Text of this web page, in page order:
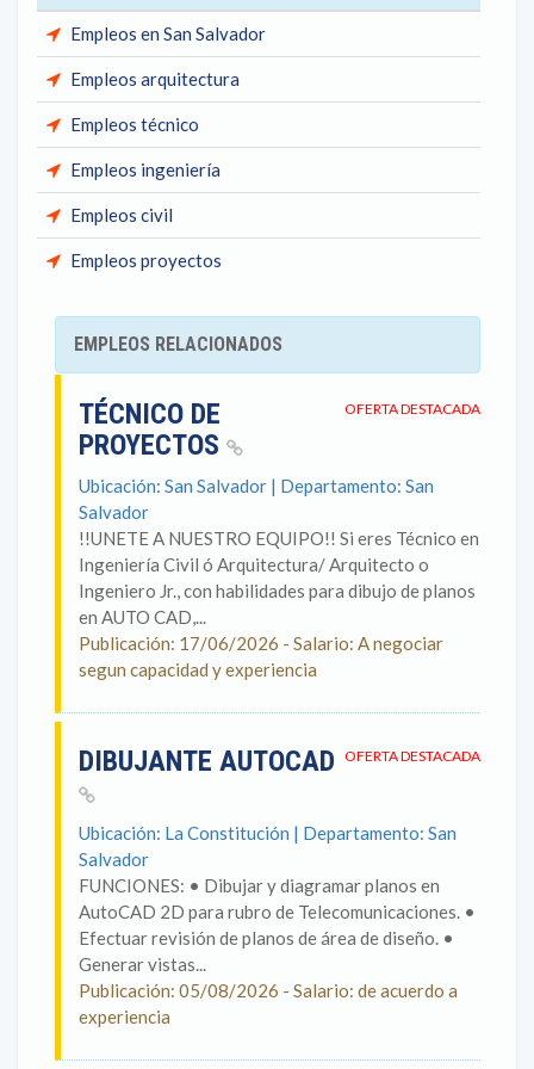
Empleos en San Salvador
Empleos arquitectura
Empleos técnico
Empleos ingeniería
Empleos civil
Empleos proyectos
EMPLEOS RELACIONADOS
OFERTA DESTACADA
TÉCNICO DE
PROYECTOS
Ubicación: San Salvador | Departamento: San
Salvador
!!UNETE A NUESTRO EQUIPO!! Si eres Técnico en
Ingeniería Civil ó Arquitectura/ Arquitecto o
Ingeniero Jr., con habilidades para dibujo de planos
en AUTO CAD,...
Publicación: 17/06/2026 - Salario: A negociar
segun capacidad y experiencia
OFERTA DESTACADA
DIBUJANTE AUTOCAD
Ubicación: La Constitución | Departamento: San
Salvador
FUNCIONES: • Dibujar y diagramar planos en
AutoCAD 2D para rubro de Telecomunicaciones. •
Efectuar revisión de planos de área de diseño. •
Generar vistas...
Publicación: 05/08/2026 - Salario: de acuerdo a
experiencia